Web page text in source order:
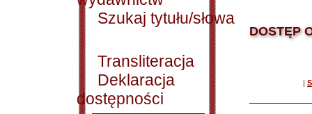
Szukaj tytułu/słowa
Transliteracja
Deklaracja
dostępności
DOSTĘP
|